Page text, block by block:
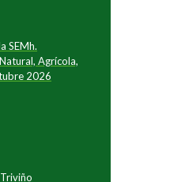
SEMh.
Agrícola,
2026